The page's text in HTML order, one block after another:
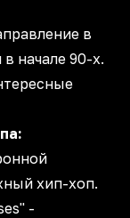
в
начале 90-х.
хип-хоп.
-